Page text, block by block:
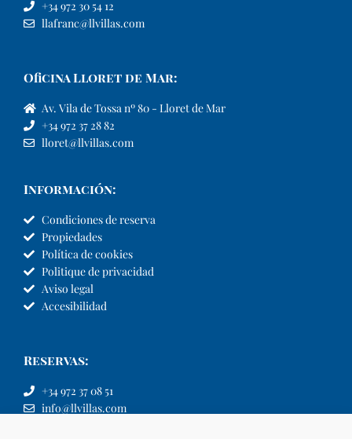
+34 972 30 54 12
llafranc@llvillas.com
Oficina Lloret de Mar:
Av. Vila de Tossa nº 80 - Lloret de Mar
+34 972 37 28 82
lloret@llvillas.com
Información:
Condiciones de reserva
Propiedades
Política de cookies
Politique de privacidad
Aviso legal
Accesibilidad
Reservas:
+34 972 37 08 51
info@llvillas.com